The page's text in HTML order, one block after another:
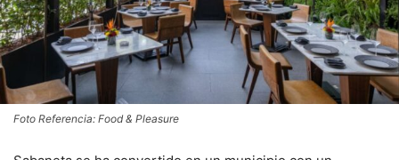
Foto Referencia: Food & Pleasure